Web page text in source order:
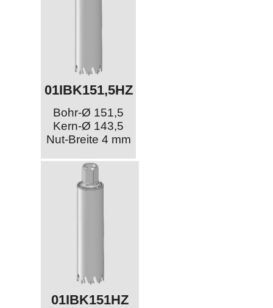
01IBK151,5HZ
Bohr-Ø 151,5
Kern-Ø 143,5
Nut-Breite 4 mm
01IBK151HZ